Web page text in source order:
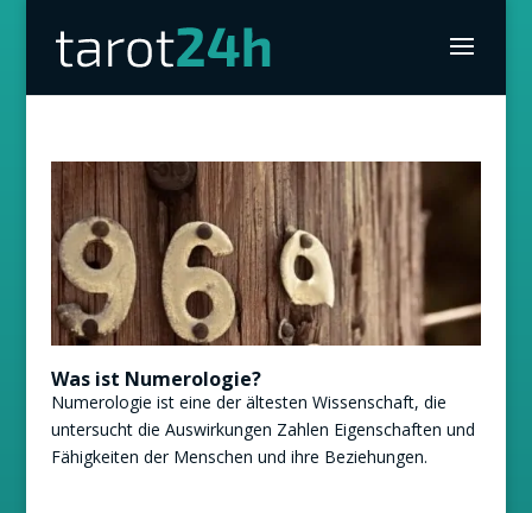
Was ist Numerologie?
Numerologie ist eine der ältesten Wissenschaft, die
untersucht die Auswirkungen Zahlen Eigenschaften und
Fähigkeiten der Menschen und ihre Beziehungen.